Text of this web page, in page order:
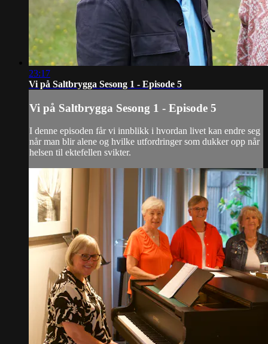
23:17
Vi på Saltbrygga Sesong 1 - Episode 5
Vi på Saltbrygga Sesong 1 - Episode 5
I denne episoden får vi innblikk i hvordan livet kan endre seg
når man blir alene og hvilke utfordringer som dukker opp når
helsen til ektefellen svikter.